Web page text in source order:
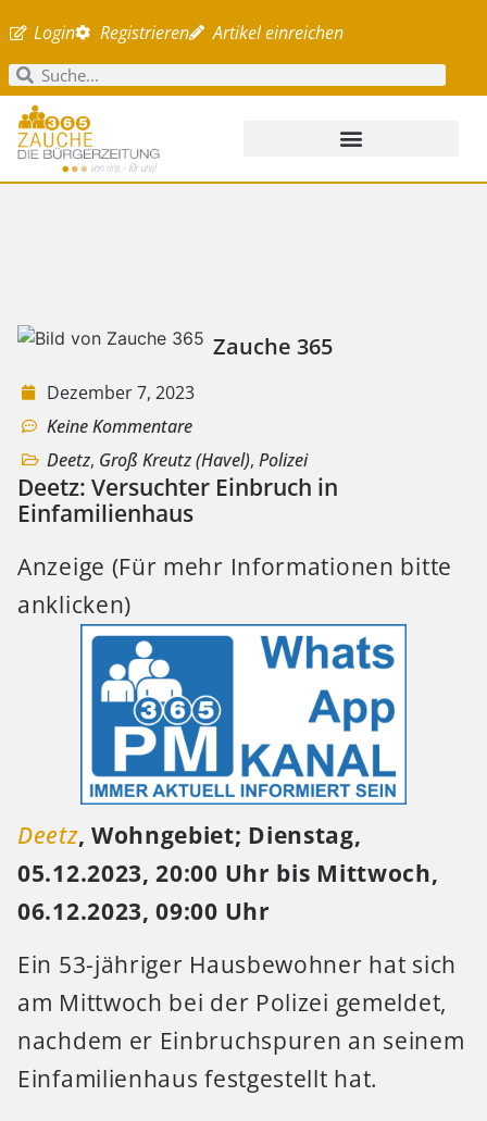
Login Registrieren Artikel einreichen
Zauche 365
Dezember 7, 2023
Keine Kommentare
Deetz, Groß Kreutz (Havel), Polizei
Deetz: Versuchter Einbruch in
Einfamilienhaus
Anzeige (Für mehr Informationen bitte
anklicken)
Deetz, Wohngebiet; Dienstag,
05.12.2023, 20:00 Uhr bis Mittwoch,
06.12.2023, 09:00 Uhr
Ein 53-jähriger Hausbewohner hat sich
am Mittwoch bei der Polizei gemeldet,
nachdem er Einbruchspuren an seinem
Einfamilienhaus festgestellt hat.